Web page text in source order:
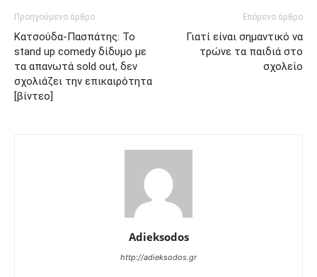
Προηγούμενο άρθρο
Κατσούδα-Πασπάτης: Το
stand up comedy δίδυμο με
τα απανωτά sold out, δεν
σχολιάζει την επικαιρότητα
[βίντεο]
Επόμενο άρθρο
Γιατί είναι σημαντικό να
τρώνε τα παιδιά στο
σχολείο
Adieksodos
http://adieksodos.gr